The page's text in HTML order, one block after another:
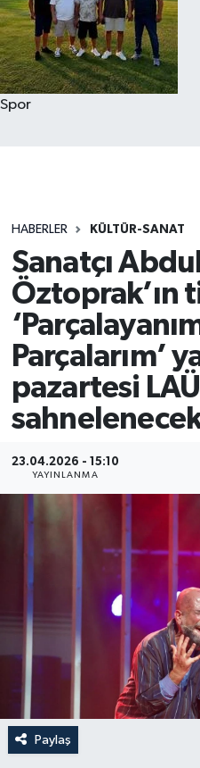
Spor
HABERLER KÜLTÜR-SANAT
Sanatçı
Öztoprak’ın
Parçalarım’
pazartesi
23.04.2026 - 15:10
YAYINLANMA
Paylaş